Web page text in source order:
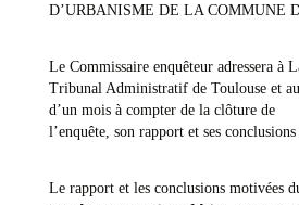
D’URBANISME DE LA COMMUNE
Le Commissaire enquêteur adressera à
Tribunal Administratif de Toulouse et
d’un mois à compter de la clôture de
l’enquête, son rapport et ses
Le rapport et les conclusions motivées